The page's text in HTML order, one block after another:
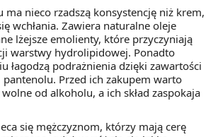
ma nieco rzadszą konsystencję niż krem,
wchłania. Zawiera naturalne oleje
lżejsze emolienty, które przyczyniają
warstwy hydrolipidowej. Ponadto
łagodzą podrażnienia dzięki zawartości
Przed ich zakupem warto
od alkoholu, a ich skład zaspokaja
się mężczyznom, którzy mają cerę